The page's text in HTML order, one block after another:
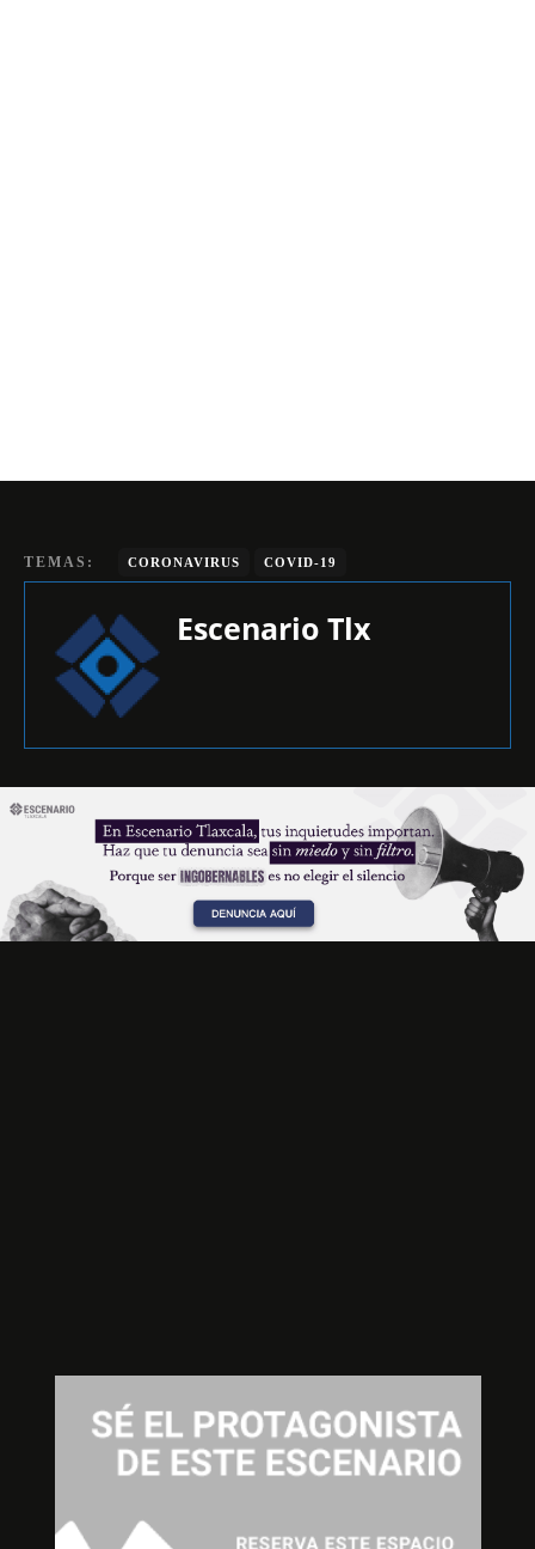
TEMAS: CORONAVIRUS COVID-19
Escenario Tlx